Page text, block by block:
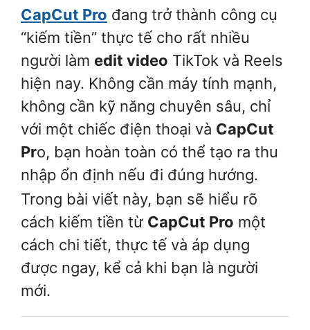
CapCut Pro đang trở thành công cụ
“kiếm tiền” thực tế cho rất nhiều
người làm edit video TikTok và Reels
hiện nay. Không cần máy tính mạnh,
không cần kỹ năng chuyên sâu, chỉ
với một chiếc điện thoại và CapCut
Pro, bạn hoàn toàn có thể tạo ra thu
nhập ổn định nếu đi đúng hướng.
Trong bài viết này, bạn sẽ hiểu rõ
cách kiếm tiền từ CapCut Pro một
cách chi tiết, thực tế và áp dụng
được ngay, kể cả khi bạn là người
mới.